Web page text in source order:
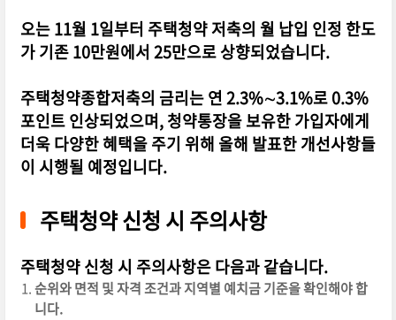
오는 11월 1일부터 주택청약 저축의 월 납입 인정 한도
가 기존 10만원에서 25만으로 상향되었습니다.
주택청약종합저축의 금리는 연 2.3%∼3.1%로 0.3%
포인트 인상되었으며, 청약통장을 보유한 가입자에게
더욱 다양한 혜택을 주기 위해 올해 발표한 개선사항들
이 시행될 예정입니다.
주택청약 신청 시 주의사항
주택청약 신청 시 주의사항은 다음과 같습니다.
순위와 면적 및 자격 조건과 지역별 예치금 기준을 확인해야 합
니다.